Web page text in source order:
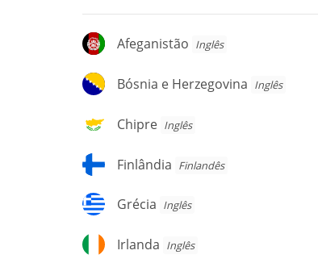
Afeganistão
Afeganistão Inglês
Bósnia
Herzegovina
Bósnia e Herzegovina Inglês
Chipre
Chipre Inglês
Finlândia
Finlândia Finlandês
Grécia
Grécia Inglês
Irlanda
Irlanda Inglês